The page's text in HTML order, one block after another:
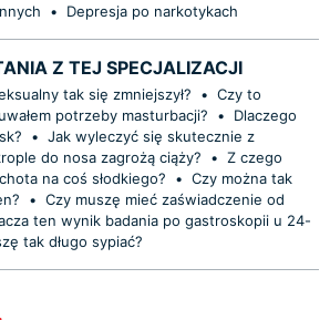
• Depresja po narkotykach
Z TEJ SPECJALIZACJI
tak się zmniejszył? • Czy to
potrzeby masturbacji?
•
Dlaczego
• Jak wyleczyć się skutecznie z
do nosa zagrożą ciąży? • Z czego
na coś słodkiego?
• Czy można tak
• Czy muszę mieć zaświadczenie od
ten wynik badania po gastroskopii u 24-
tak długo sypiać?